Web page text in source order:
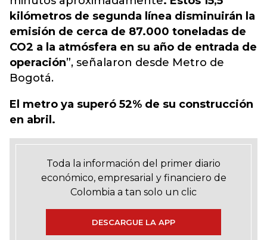
kilómetros de segunda línea disminuirán la
emisión de cerca de 87.000 toneladas de
CO2 a la atmósfera en su año de entrada de
operación”, señalaron desde Metro de
Bogotá.
El metro ya superó 52% de su construcción
en abril.
Toda la información del primer diario
económico, empresarial y financiero de
Colombia a tan solo un clic
DESCARGUE LA APP